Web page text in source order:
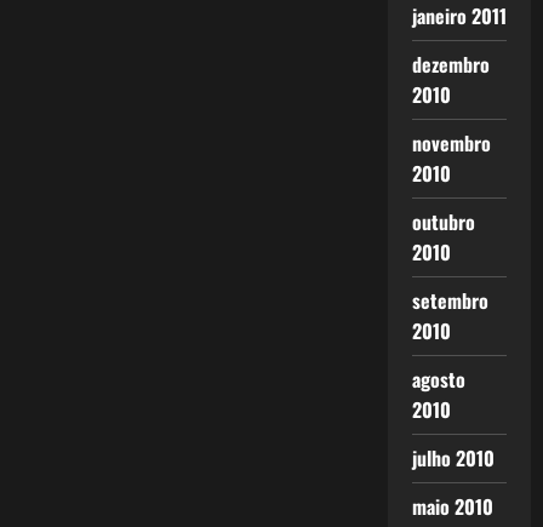
janeiro 2011
dezembro
2010
novembro
2010
outubro
2010
setembro
2010
agosto
2010
julho 2010
maio 2010